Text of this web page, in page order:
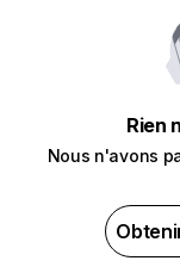
Rien
Nous n'avons